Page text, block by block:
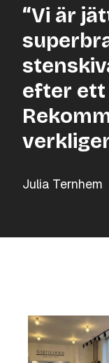
“Vi är
efter ett
Julia Ternhem